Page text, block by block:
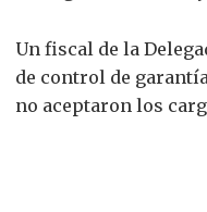
Un fiscal de la
de control de
no aceptaron los